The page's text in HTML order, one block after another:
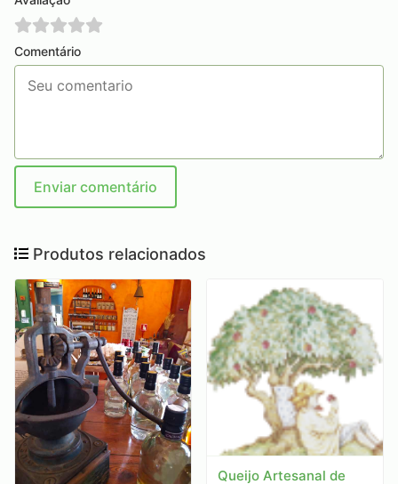
Comentário
Enviar comentário
Produtos relacionados
Queijo Artesanal de